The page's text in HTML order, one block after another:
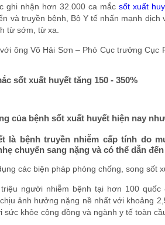
ghi nhận hơn 32.000 ca mắc sốt xuất
và truyền bệnh, Bộ Y tế nhấn mạnh
từ sớm, từ xa.
ông Võ Hải Sơn – Phó Cục trưởng
sốt xuất huyết tăng 150 - 350%
của bệnh sốt xuất huyết hiện nay
là bệnh truyền nhiễm cấp tính do
chuyển sang nặng và có thể dẫn
các biện pháp phòng chống, song sốt
người nhiễm bệnh tại hơn 100
ảnh hưởng nặng nề nhất với khoảng
khỏe cộng đồng và ngành y tế toàn